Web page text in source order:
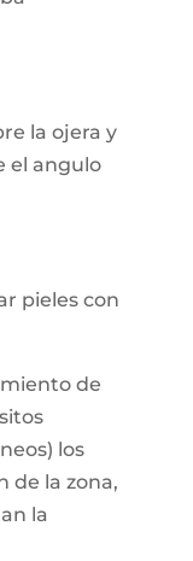
la ojera y
el angulo
pieles con
de
los
de la zona,
la